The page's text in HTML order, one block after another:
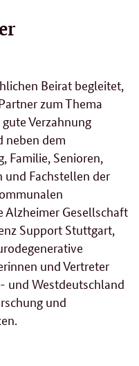
Beirat begleitet,
zum Thema
Verzahnung
neben dem
Familie, Senioren,
und Fachstellen der
Alzheimer Gesellschaft
Support Stuttgart,
und Vertreter
und Westdeutschland
und